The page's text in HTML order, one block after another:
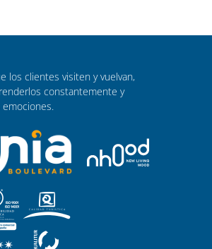
los clientes visiten y vuelvan,
constantemente y